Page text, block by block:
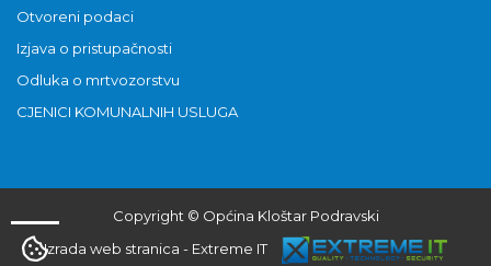
Otvoreni podaci
Izjava o pristupačnosti
Odluka o mrtvozorstvu
CJENICI KOMUNALNIH USLUGA
Copyright © Općina Kloštar Podravski
Izrada web stranica - Extreme IT